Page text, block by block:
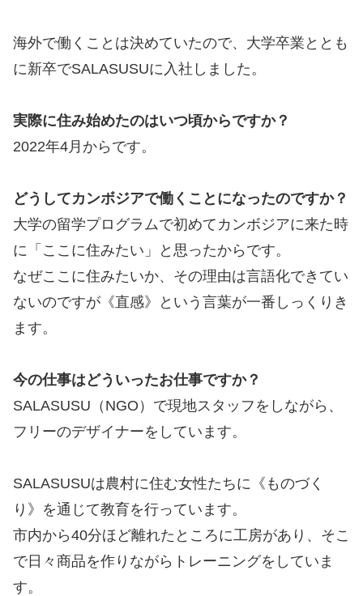
海外で働くことは決めていたので、大学卒業ととも
に新卒でSALASUSUに入社しました。
実際に住み始めたのはいつ頃からですか？
2022年4月からです。
どうしてカンボジアで働くことになったのですか？
大学の留学プログラムで初めてカンボジアに来た時
に「ここに住みたい」と思ったからです。
なぜここに住みたいか、その理由は言語化できてい
ないのですが《直感》という言葉が一番しっくりき
ます。
今の仕事はどういったお仕事ですか？
SALASUSU（NGO）で現地スタッフをしながら、
フリーのデザイナーをしています。
SALASUSUは農村に住む女性たちに《ものづく
り》を通じて教育を行っています。
市内から40分ほど離れたところに工房があり、そこ
で日々商品を作りながらトレーニングをしていま
す。